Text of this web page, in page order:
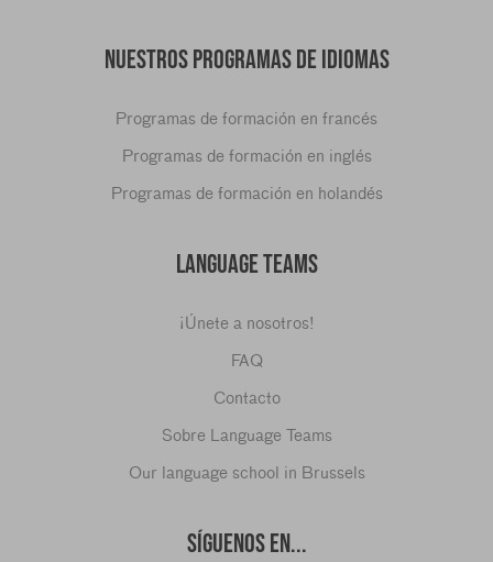
NUESTROS PROGRAMAS DE IDIOMAS
Programas de formación en francés
Programas de formación en inglés
Programas de formación en holandés
LANGUAGE TEAMS
¡Únete a nosotros!
FAQ
Contacto
Sobre Language Teams
Our language school in Brussels
SÍGUENOS EN...